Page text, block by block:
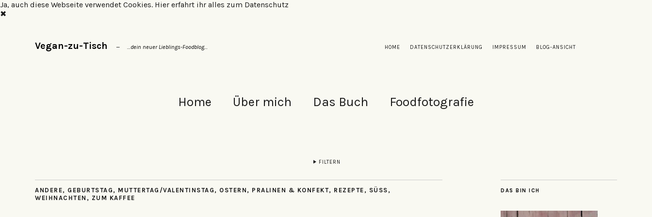
Ja, auch diese Webseite verwendet Cookies. Hier erfahrt ihr alles zum Datenschutz
✖
HOME DATENSCHUTZERKLÄRUNG IMPRESSUM BLOG-ANSICHT
Vegan-zu-Tisch …dein neuer Lieblings-Foodblog…
Home Über mich Das Buch Foodfotografie
FILTERN
ANDERE, GEBURTSTAG , MUTTERTAG/VALENTINSTAG , OSTERN , PRALINEN & KONFEKT, REZEPTE , SÜSS
,
WEIHNACHTEN , ZUM KAFFEE
DAS BIN ICH